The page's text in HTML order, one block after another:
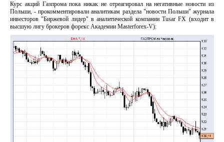
Курс акций Газпрома пока никак не отреагировал на негативные новости из
Польши, - прокомментировали аналитикам раздела "новости Польши" журнала
инвесторов "Биржевой лидер" в аналитической компании Tusar FX (входит в
высшую лигу брокеров форекс Академии Masterforex-V):